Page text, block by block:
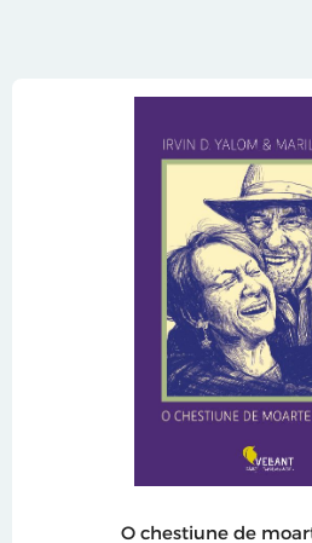
O chestiune de